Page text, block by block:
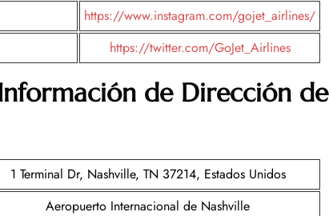
https://www.instagram.com/gojet_airlines/
https://twitter.com/GoJet_Airlines
de Dirección de
1 Terminal Dr, Nashville, TN 37214, Estados Unidos
Aeropuerto Internacional de Nashville